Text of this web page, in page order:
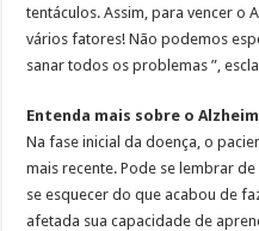
tentáculos. Assim, para vencer o
vários fatores! Não podemos
sanar todos os problemas ”,
Entenda mais sobre o
Na fase inicial da doença, o
mais recente. Pode se lembrar
se esquecer do que acabou de
afetada sua capacidade de